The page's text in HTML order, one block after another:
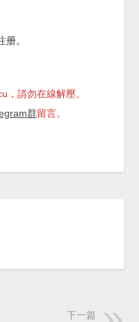
。
，請勿在線解壓。
群留言。
下一篇